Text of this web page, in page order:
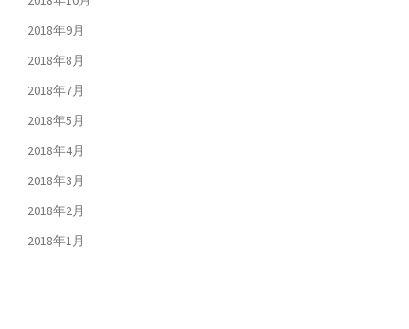
2018年9月
2018年8月
2018年7月
2018年5月
2018年4月
2018年3月
2018年2月
2018年1月